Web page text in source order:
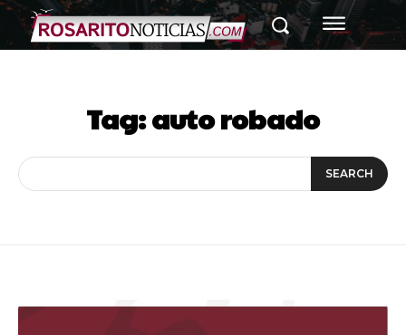
Tag:auto robado
SEARCH